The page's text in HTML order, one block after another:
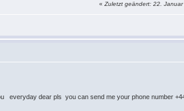
«Zuletzt geändert: 22.
dear pls you can send me your phone number